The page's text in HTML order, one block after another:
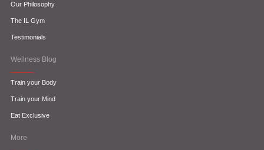
Our Philosophy
The IL Gym
Testimonials
Wellness Blog
Train your Body
Train your Mind
Eat Exclusive
More